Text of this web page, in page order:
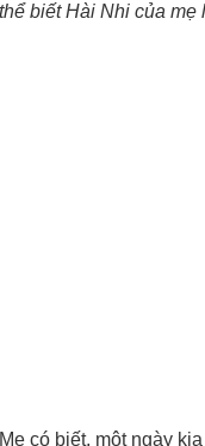
biết Hài Nhi của
có biết, một ngày